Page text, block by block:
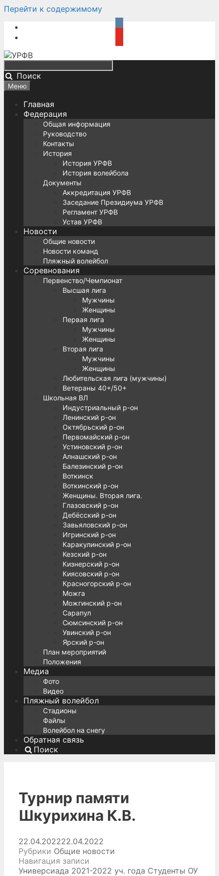
Перейти к содержимому
Поиск
Меню
Главная
Федерация
Общая информация
Руководство
Контакты
История
История УРФВ
История волейбола
Документы
Аккредитация УРФВ
Заседание Президиума УРФВ
Регламент УРФВ
Устав УРФВ
Новости
Общие новости
Новости команд
Пляжный волейбол
Соревнования
Первенство/Чемпионат
Высшая лига
Мужчины
Женщины
Первая лига
Мужчины
Женщины
Вторая лига
Мужчины
Женщины
Любительская лига (мужчины)
Ветераны 40+/50+
Школьная ВЛ
Индустриальный р-он
Ленинский р-он
Октябрьский р-он
Первомайский р-он
Устиновский р-он
Алнашский р-он
Балезинский р-он
Воткинск
Воткинский р-он
Женщины. Вторая лига.
Глазовский р-он
Дебёсский р-он
Завьяловский р-он
Игринский р-он
Каракулинский р-он
Кезский р-он
Кизнерский р-он
Киясовский р-он
Красногорский р-он
Можга
Можгинский р-он
Сарапул
Сюмсинский р-он
Увинский р-он
Ярский р-он
План мероприятий
Положения
Медиа
Фото
Видео
Пляжный волейбол
Стадионы
Файлы
Волейбол на снегу
Обратная связь
Поиск
Турнир памяти
Шкурихина К.В.
22.04.202222.04.2022
Рубрики Общие новости
Навигация записи
Универсиада 2021-2022 уч. года Студенты ОУ